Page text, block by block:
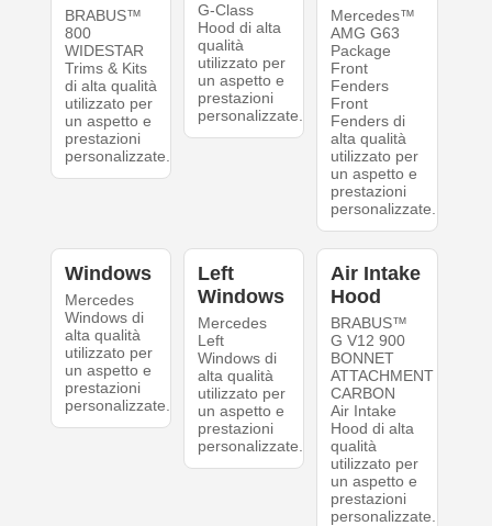
BRABUS™
800
WIDESTAR
Trims & Kits
di alta qualità
utilizzato per
un aspetto e
prestazioni
personalizzate.
G-Class
Hood di alta
qualità
utilizzato per
un aspetto e
prestazioni
personalizzate.
Mercedes™
AMG G63
Package
Front
Fenders
Front
Fenders di
alta qualità
utilizzato per
un aspetto e
prestazioni
personalizzate.
Windows
Mercedes
Windows di
alta qualità
utilizzato per
un aspetto e
prestazioni
personalizzate.
Left
Windows
Mercedes
Left
Windows di
alta qualità
utilizzato per
un aspetto e
prestazioni
personalizzate.
Air Intake
Hood
BRABUS™
G V12 900
BONNET
ATTACHMENT
CARBON
Air Intake
Hood di alta
qualità
utilizzato per
un aspetto e
prestazioni
personalizzate.